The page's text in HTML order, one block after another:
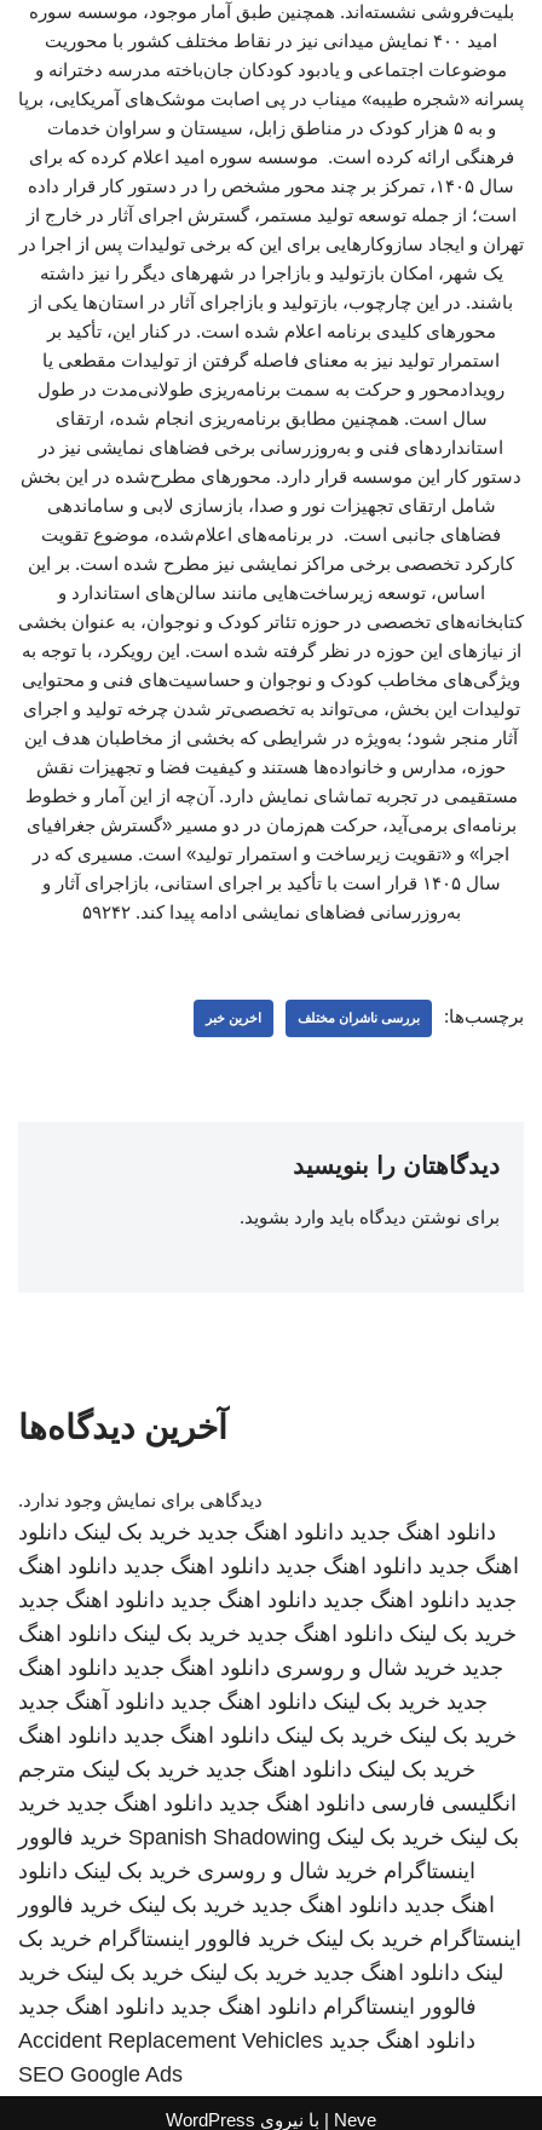
بلیت‌فروشی نشسته‌اند. همچنین طبق آمار موجود، موسسه سوره
امید ۴۰۰ نمایش میدانی نیز در نقاط مختلف کشور با محوریت
موضوعات اجتماعی و یادبود کودکان جان‌باخته مدرسه دخترانه و
پسرانه «شجره طیبه» میناب در پی اصابت موشک‌های آمریکایی، برپا
و به ۵ هزار کودک در مناطق زابل، سیستان و سراوان خدمات
فرهنگی ارائه کرده است. موسسه سوره امید اعلام کرده که برای
سال ۱۴۰۵، تمرکز بر چند محور مشخص را در دستور کار قرار داده
است؛ از جمله توسعه تولید مستمر، گسترش اجرای آثار در خارج از
تهران و ایجاد سازوکارهایی برای این که برخی تولیدات پس از اجرا در
یک شهر، امکان بازتولید و بازاجرا در شهرهای دیگر را نیز داشته
باشند. در این چارچوب، بازتولید و بازاجرای آثار در استان‌ها یکی از
محورهای کلیدی برنامه اعلام‌ شده است. در کنار این، تأکید بر
استمرار تولید نیز به معنای فاصله گرفتن از تولیدات مقطعی یا
رویدادمحور و حرکت به سمت برنامه‌ریزی طولانی‌مدت در طول
سال است. همچنین مطابق برنامه‌ریزی انجام شده، ارتقای
استانداردهای فنی و به‌روزرسانی برخی فضاهای نمایشی نیز در
دستور کار این موسسه قرار دارد. محورهای مطرح‌شده در این بخش
شامل ارتقای تجهیزات نور و صدا، بازسازی لابی و ساماندهی
فضاهای جانبی است. در برنامه‌های اعلام‌شده، موضوع تقویت
کارکرد تخصصی برخی مراکز نمایشی نیز مطرح شده است. بر این
اساس، توسعه زیرساخت‌هایی مانند سالن‌های استاندارد و
کتابخانه‌های تخصصی در حوزه تئاتر کودک و نوجوان، به عنوان بخشی
از نیازهای این حوزه در نظر گرفته شده است. این رویکرد، با توجه به
ویژگی‌های مخاطب کودک و نوجوان و حساسیت‌های فنی و محتوایی
تولیدات این بخش، می‌تواند به تخصصی‌تر شدن چرخه تولید و اجرای
آثار منجر شود؛ به‌ویژه در شرایطی که بخشی از مخاطبان هدف این
حوزه، مدارس و خانواده‌ها هستند و کیفیت فضا و تجهیزات نقش
مستقیمی در تجربه تماشای نمایش دارد. آن‌چه از این آمار و خطوط
برنامه‌ای برمی‌آید، حرکت هم‌زمان در دو مسیر «گسترش جغرافیای
اجرا» و «تقویت زیرساخت و استمرار تولید» است. مسیری که در
سال ۱۴۰۵ قرار است با تأکید بر اجرای استانی، بازاجرای آثار و
به‌روزرسانی فضاهای نمایشی ادامه پیدا کند. ۵۹۲۴۲
برچسب‌ها: بررسی ناشران مختلف اخرین خبر
دیدگاهتان را بنویسید
برای نوشتن دیدگاه باید وارد بشوید.
آخرین دیدگاه‌ها
دیدگاهی برای نمایش وجود ندارد.
دانلود اهنگ جدید دانلود اهنگ جدید خرید بک لینک دانلود
اهنگ جدید دانلود اهنگ جدید دانلود اهنگ جدید دانلود اهنگ
جدید دانلود اهنگ جدید دانلود اهنگ جدید دانلود اهنگ جدید
خرید بک لینک دانلود اهنگ جدید خرید بک لینک دانلود اهنگ
جدید خرید شال و روسری دانلود اهنگ جدید دانلود اهنگ
جدید خرید بک لینک دانلود اهنگ جدید دانلود آهنگ جدید
خرید بک لینک خرید بک لینک دانلود اهنگ جدید دانلود اهنگ
خرید بک لینک دانلود اهنگ جدید خرید بک لینک مترجم
انگلیسی فارسی دانلود اهنگ جدید دانلود اهنگ جدید خرید
بک لینک خرید بک لینک Spanish Shadowing خرید فالوور
اینستاگرام خرید شال و روسری خرید بک لینک دانلود
اهنگ جدید دانلود اهنگ جدید خرید بک لینک خرید فالوور
اینستاگرام خرید بک لینک خرید فالوور اینستاگرام خرید بک
لینک دانلود اهنگ جدید خرید بک لینک خرید بک لینک خرید
فالوور اینستاگرام دانلود اهنگ جدید دانلود اهنگ جدید
دانلود اهنگ جدید Accident Replacement Vehicles
SEO Google Ads
Neve | با نیروی WordPress